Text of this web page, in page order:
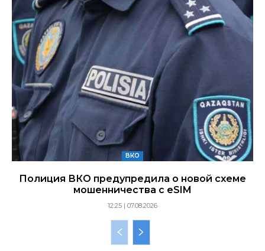
ВКО
Полиция ВКО предупредила о новой схеме
мошенничества с eSIM
12:25 | 07.08.2026